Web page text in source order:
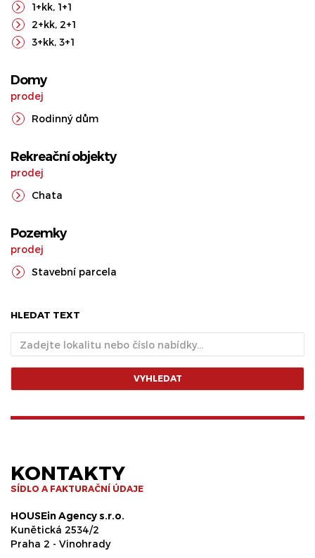
1+kk, 1+1
2+kk, 2+1
3+kk, 3+1
Domy
prodej
Rodinný dům
Rekreační objekty
prodej
Chata
Pozemky
prodej
Stavební parcela
HLEDAT TEXT
VYHLEDAT
KONTAKTY
SÍDLO A FAKTURAČNÍ ÚDAJE
HOUSEin Agency s.r.o.
Kunětická 2534/2
Praha 2 - Vinohrady